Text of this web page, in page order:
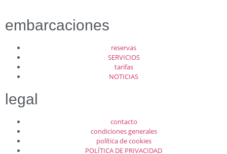
embarcaciones
reservas
SERVICIOS
tarifas
NOTICIAS
legal
contacto
condiciones generales
política de cookies
POLÍTICA DE PRIVACIDAD